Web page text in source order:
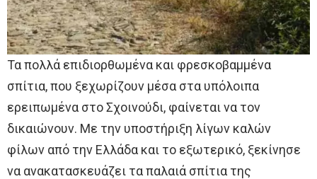
Τα πολλά επιδιορθωμένα και φρεσκοβαμμένα
σπίτια, που ξεχωρίζουν μέσα στα υπόλοιπα
ερειπωμένα στο Σχοινούδι, φαίνεται να τον
δικαιώνουν. Με την υποστήριξη λίγων καλών
φίλων από την Ελλάδα και το εξωτερικό, ξεκίνησε
να ανακατασκευάζει τα παλαιά σπίτια της